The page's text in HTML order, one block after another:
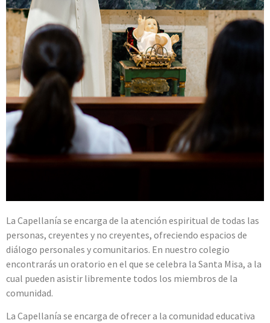
La Capellanía se encarga de la atención espiritual de todas las
personas, creyentes y no creyentes, ofreciendo espacios de
diálogo personales y comunitarios. En nuestro colegio
encontrarás un oratorio en el que se celebra la Santa Misa, a la
cual pueden asistir libremente todos los miembros de la
comunidad.
La Capellanía se encarga de ofrecer a la comunidad educativa